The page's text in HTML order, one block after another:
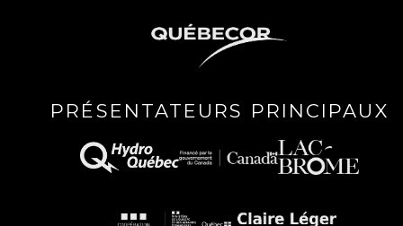
PRÉSENTATEURS PRINCIPAUX